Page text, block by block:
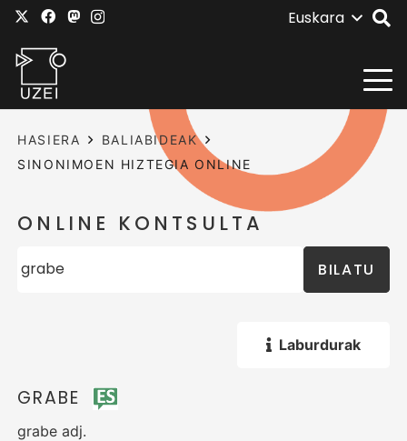
Euskara
HASIERA
BALIABIDEAK
SINONIMOEN HIZTEGIA ONLINE
ONLINE KONTSULTA
BILATU
Laburdurak
GRABE
grabe adj.